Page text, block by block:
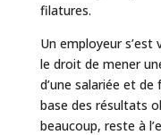
filatures.
Un employeur
le droit de mener
d’une salariée et
base des résultats
beaucoup, reste à